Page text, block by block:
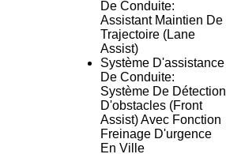
De Conduite:
Assistant Maintien De
Trajectoire (Lane
Assist)
Système D'assistance
De Conduite:
Système De Détection
D'obstacles (Front
Assist) Avec Fonction
Freinage D'urgence
En Ville